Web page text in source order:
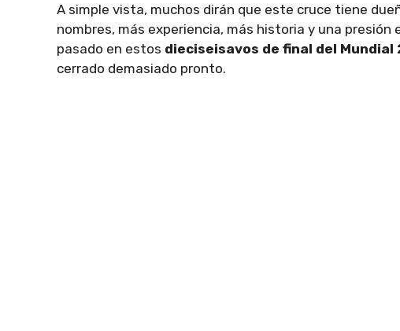
A simple vista, muchos dirán que este cruce tiene
nombres, más experiencia, más historia y una presión
pasado en estos dieciseisavos de final del Mundial
cerrado demasiado pronto.